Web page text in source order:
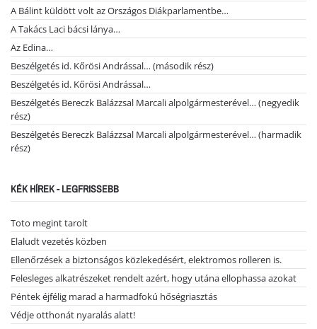
A Bálint küldött volt az Országos Diákparlamentbe…
A Takács Laci bácsi lánya…
Az Edina…
Beszélgetés id. Kőrösi Andrással… (második rész)
Beszélgetés id. Kőrösi Andrással…
Beszélgetés Bereczk Balázzsal Marcali alpolgármesterével… (negyedik
rész)
Beszélgetés Bereczk Balázzsal Marcali alpolgármesterével… (harmadik
rész)
KÉK HÍREK - LEGFRISSEBB
Toto megint tarolt
Elaludt vezetés közben
Ellenőrzések a biztonságos közlekedésért, elektromos rolleren is.
Felesleges alkatrészeket rendelt azért, hogy utána ellophassa azokat
Péntek éjfélig marad a harmadfokú hőségriasztás
Védje otthonát nyaralás alatt!